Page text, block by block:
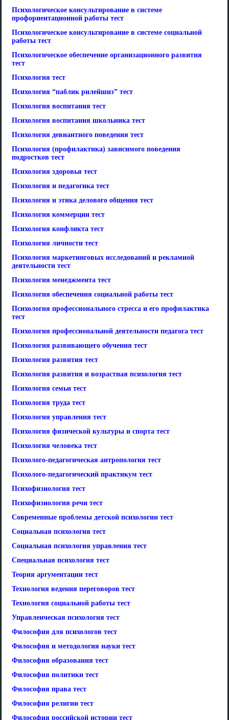
Психологическое консультирование в системе
профориентационной работы тест
Психологическое консультирование в системе социальной
работы тест
Психологическое обеспечение организационного развития
тест
Психология тест
Психология “паблик рилейшнз” тест
Психология воспитания тест
Психология воспитания школьника тест
Психология девиантного поведения тест
Психология (профилактика) зависимого поведения
подростков тест
Психология здоровья тест
Психология и педагогика тест
Психология и этика делового общения тест
Психология коммерции тест
Психология конфликта тест
Психология личности тест
Психология маркетинговых исследований и рекламной
деятельности тест
Психология менеджмента тест
Психология обеспечения социальной работы тест
Психология профессионального стресса и его профилактика
тест
Психология профессиональной деятельности педагога тест
Психология развивающего обучения тест
Психология развития тест
Психология развития и возрастная психология тест
Психология семьи тест
Психология труда тест
Психология управления тест
Психология физической культуры и спорта тест
Психология человека тест
Психолого-педагогическая антропология тест
Психолого-педагогический практикум тест
Психофизиология тест
Психофизиология речи тест
Современные проблемы детской психологии тест
Социальная психология тест
Социальная психология управления тест
Специальная психология тест
Теория аргументации тест
Технология ведения переговоров тест
Технология социальной работы тест
Управленческая психология тест
Философия для психологов тест
Философия и методология науки тест
Философия образования тест
Философия политики тест
Философия права тест
Философия религии тест
Философия российской истории тест